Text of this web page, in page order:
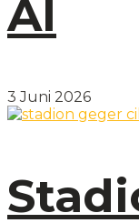
AI
3 Juni 2026